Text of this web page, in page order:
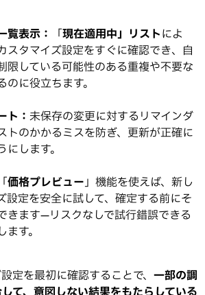
覧表示： 「現在適用中」リストによ
スタマイズ設定をすぐに確認でき、自
限している可能性のある重複や不要な
に役立ちます。
ト： 未保存の変更に対するリマインダ
トのかかるミスを防ぎ、更新が正確に
します。
「価格プレビュー」機能を使えば、新し
設定を安全に試して、確定する前にそ
きます—リスクなしで試行錯誤できる
す。
定を最初に確認することで、 一部の調